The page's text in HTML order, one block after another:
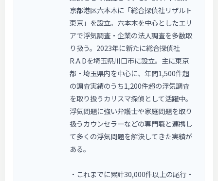
京都港区六本木に「総合探偵社リザルト
東京」を設立。六本木を中心としたエリ
アで浮気調査・企業の法人調査を多数取
り扱う。2023年に新たに総合探偵社
R.A.Dを埼玉県川口市に設立。主に東京
都・埼玉県内を中心に、年間1,500件超
の調査実績のうち1,200件超の浮気調査
を取り扱うカリスマ探偵として活躍中。
浮気問題に強い弁護士や家庭問題を取り
扱うカウンセラーなどの専門職と連携し
て多くの浮気問題を解決してきた実績が
ある。
・これまでに累計30,000件以上の尾行・